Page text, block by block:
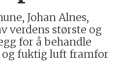
Johan Alnes,
verdens største og
for å behandle
og fuktig luft framfor